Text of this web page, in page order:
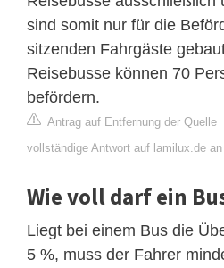
sind somit nur für die
sitzenden Fahrgäste
Reisebusse können 70
befördern.
Antrag auf Entfernung der Quelle
vollständige Antwort auf lamilux.de an
Wie voll darf ein
Liegt bei einem Bus die
5 %, muss der Fahrer